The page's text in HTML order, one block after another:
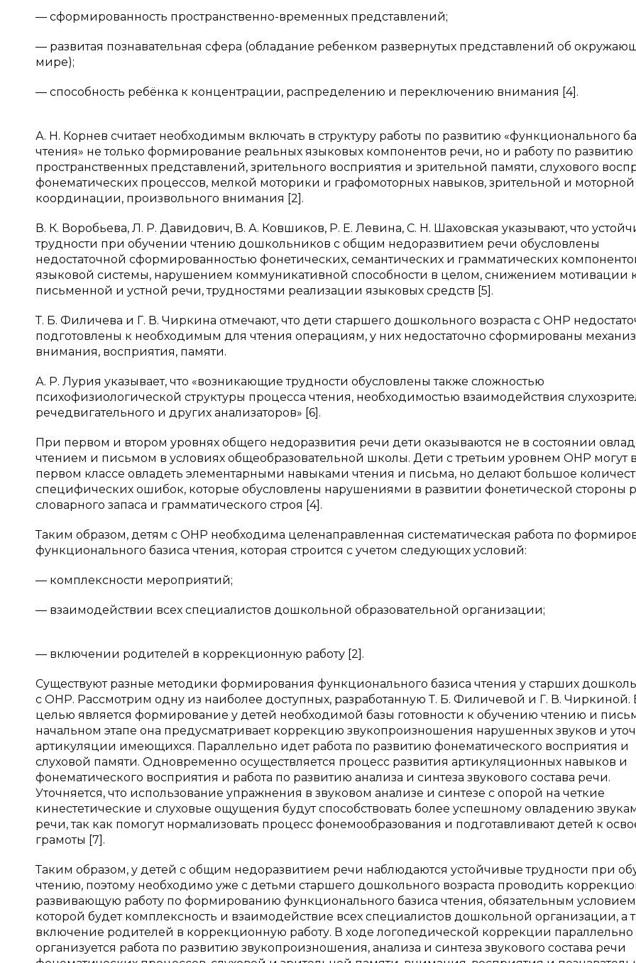
— сформированность пространственно-временных представлений;
— развитая познавательная сфера (обладание ребенком развернутых представлений об
мире);
— способность ребёнка к концентрации, распределению и переключению внимания [4].
А. Н. Корнев считает необходимым включать в структуру работы по развитию «функционального
чтения» не только формирование реальных языковых компонентов речи, но и работу по развитию
пространственных представлений, зрительного восприятия и зрительной памяти, слухового
фонематических процессов, мелкой моторики и графомоторных навыков, зрительной и моторной
координации, произвольного внимания [2].
В. К. Воробьева, Л. Р. Давидович, В. А. Ковшиков, Р. Е. Левина, С. Н. Шаховская указывают, что
трудности при обучении чтению дошкольников с общим недоразвитием речи обусловлены
недостаточной сформированностью фонетических, семантических и грамматических
языковой системы, нарушением коммуникативной способности в целом, снижением мотивации
письменной и устной речи, трудностями реализации языковых средств [5].
Т. Б. Филичева и Г. В. Чиркина отмечают, что дети старшего дошкольного возраста с ОНР
подготовлены к необходимым для чтения операциям, у них недостаточно сформированы
внимания, восприятия, памяти.
А. Р. Лурия указывает, что «возникающие трудности обусловлены также сложностью
психофизиологической структуры процесса чтения, необходимостью взаимодействия
речедвигательного и других анализаторов» [6].
При первом и втором уровнях общего недоразвития речи дети оказываются не в состоянии
чтением и письмом в условиях общеобразовательной школы. Дети с третьим уровнем ОНР могут в
первом классе овладеть элементарными навыками чтения и письма, но делают большое
специфических ошибок, которые обусловлены нарушениями в развитии фонетической стороны
словарного запаса и грамматического строя [4].
Таким образом, детям с ОНР необходима целенаправленная систематическая работа по
функционального базиса чтения, которая строится с учетом следующих условий:
— комплексности мероприятий;
— взаимодействии всех специалистов дошкольной образовательной организации;
— включении родителей в коррекционную работу [2].
Существуют разные методики формирования функционального базиса чтения у старших
с ОНР. Рассмотрим одну из наиболее доступных, разработанную Т. Б. Филичевой и Г. В. Чиркиной.
целью является формирование у детей необходимой базы готовности к обучению чтению и
начальном этапе она предусматривает коррекцию звукопроизношения нарушенных звуков и
артикуляции имеющихся. Параллельно идет работа по развитию фонематического восприятия и
слуховой памяти. Одновременно осуществляется процесс развития артикуляционных навыков и
фонематического восприятия и работа по развитию анализа и синтеза звукового состава речи.
Уточняется, что использование упражнения в звуковом анализе и синтезе с опорой на четкие
кинестетические и слуховые ощущения будут способствовать более успешному овладению
речи, так как помогут нормализовать процесс фонемообразования и подготавливают детей к
грамоты [7].
Таким образом, у детей с общим недоразвитием речи наблюдаются устойчивые трудности при
чтению, поэтому необходимо уже с детьми старшего дошкольного возраста проводить
развивающую работу по формированию функционального базиса чтения, обязательным условием
которой будет комплексность и взаимодействие всех специалистов дошкольной организации, а
включение родителей в коррекционную работу. В ходе логопедической коррекции параллельно
организуется работа по развитию звукопроизношения, анализа и синтеза звукового состава речи